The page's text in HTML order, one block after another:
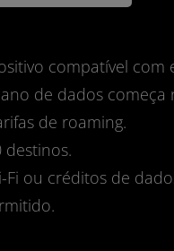
compatível com
de dados começa
de roaming.
destinos.
Fi ou créditos de